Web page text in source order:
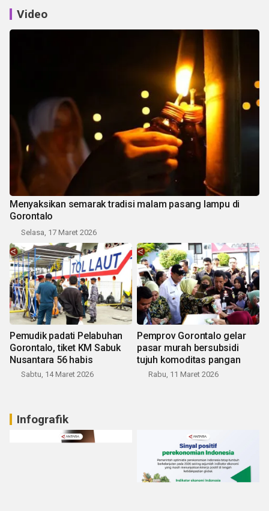
Video
Menyaksikan semarak tradisi malam pasang lampu di
Gorontalo
Selasa, 17 Maret 2026
Pemudik padati Pelabuhan
Gorontalo, tiket KM Sabuk
Nusantara 56 habis
Sabtu, 14 Maret 2026
Pemprov Gorontalo gelar
pasar murah bersubsidi
tujuh komoditas pangan
Rabu, 11 Maret 2026
Infografik